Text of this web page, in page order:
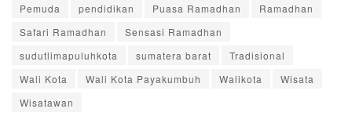
Pemuda
pendidikan Puasa Ramadhan
Ramadhan
Safari Ramadhan
Sensasi Ramadhan
sudutlimapuluhkota
sumatera barat
Tradisional
Wali Kota
Wali Kota Payakumbuh Walikota
Wisata
Wisatawan